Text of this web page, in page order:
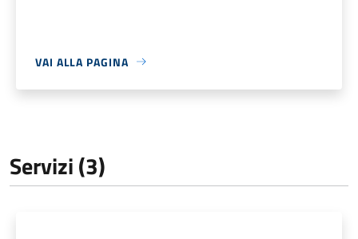
VAI ALLA PAGINA
Servizi (3)